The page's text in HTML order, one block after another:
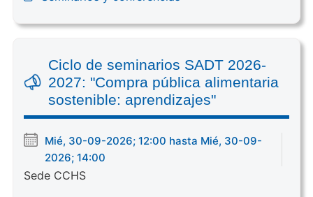
Ciclo de seminarios SADT 2026-
2027: "Compra pública alimentaria
sostenible: aprendizajes"
Mié, 30-09-2026; 12:00 hasta Mié, 30-09-
2026; 14:00
Sede CCHS